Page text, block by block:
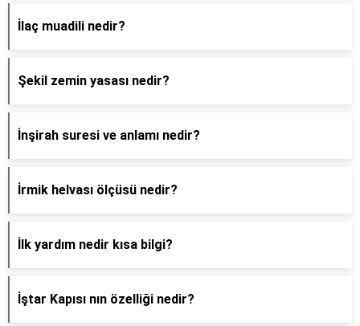
İlaç muadili nedir?
Şekil zemin yasası nedir?
İnşirah suresi ve anlamı nedir?
İrmik helvası ölçüsü nedir?
İlk yardım nedir kısa bilgi?
İştar Kapısı nın özelliği nedir?